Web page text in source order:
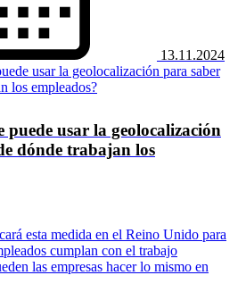
13.11.2024
puede usar la geolocalización
dónde trabajan los
esta medida en el Reino Unido para
cumplan con el trabajo
las empresas hacer lo mismo en